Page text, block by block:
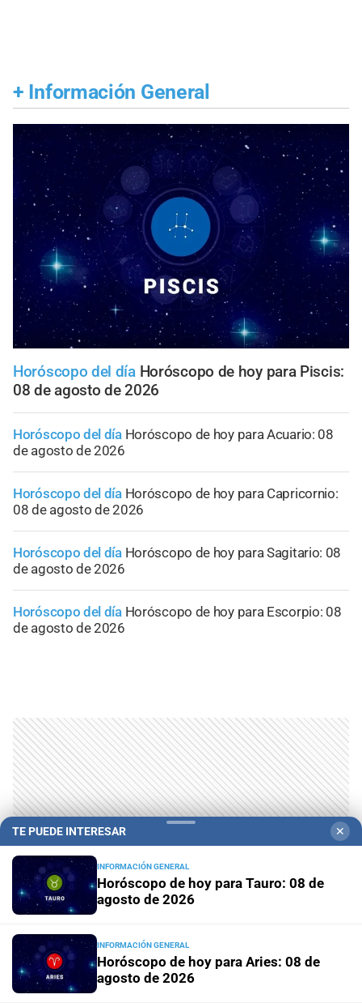
+ Información General
Horóscopo del día Horóscopo de hoy para Piscis:
08 de agosto de 2026
Horóscopo del día Horóscopo de hoy para Acuario: 08
de agosto de 2026
Horóscopo del día Horóscopo de hoy para Capricornio:
08 de agosto de 2026
Horóscopo del día Horóscopo de hoy para Sagitario: 08
de agosto de 2026
Horóscopo del día Horóscopo de hoy para Escorpio: 08
de agosto de 2026
TE PUEDE INTERESAR ✕
INFORMACIÓN GENERAL
Horóscopo de hoy para Tauro: 08 de
agosto de 2026
INFORMACIÓN GENERAL
Horóscopo de hoy para Aries: 08 de
agosto de 2026